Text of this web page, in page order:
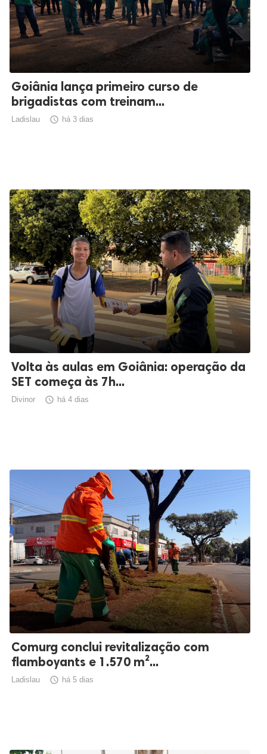
Goiânia lança primeiro curso de
brigadistas com treinam...
Ladislau  há 3 dias
Volta às aulas em Goiânia: operação da
SET começa às 7h...
Divinor  há 4 dias
Comurg conclui revitalização com
flamboyants e 1.570 m²...
Ladislau  há 5 dias